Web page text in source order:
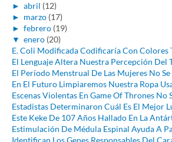
► abril (12)
► marzo (17)
► febrero (19)
▼ enero (20)
E. Coli Modificada Codificaría Con Colores
El Lenguaje Altera Nuestra Percepción Del
El Período Menstrual De Las Mujeres No
En El Futuro Limpiaremos Nuestra Ropa
Escenas Violentas En Game Of Thrones No
Estadistas Determinaron Cuál Es El Mejor
Este Keke De 107 Años Hallado En La
Estimulación De Médula Espinal Ayuda A
Identifican Los Genes Responsables Del